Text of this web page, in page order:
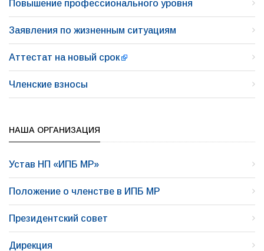
Повышение профессионального уровня
Заявления по жизненным ситуациям
Аттестат на новый срок
Членские взносы
НАША ОРГАНИЗАЦИЯ
Устав НП «ИПБ МР»
Положение о членстве в ИПБ МР
Президентский совет
Дирекция